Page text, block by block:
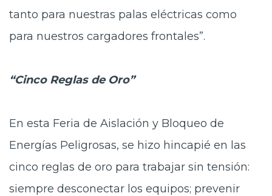
tanto para nuestras palas eléctricas como
para nuestros cargadores frontales”.
“Cinco Reglas de Oro”
En esta Feria de Aislación y Bloqueo de
Energías Peligrosas, se hizo hincapié en las
cinco reglas de oro para trabajar sin tensión:
siempre desconectar los equipos; prevenir